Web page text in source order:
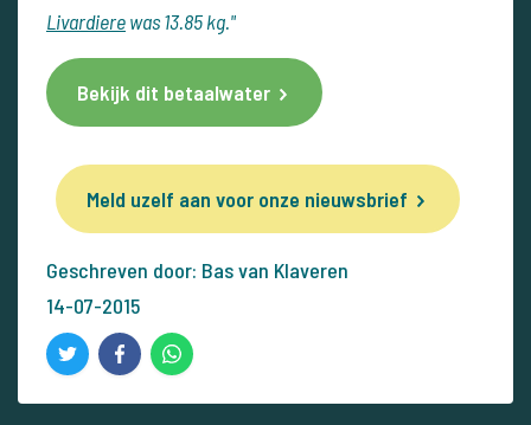
Livardierewas 13.85 kg."
Bekijk dit betaalwater
Meld uzelf aan voor onze nieuwsbrief
Geschreven door: Bas van Klaveren
14-07-2015